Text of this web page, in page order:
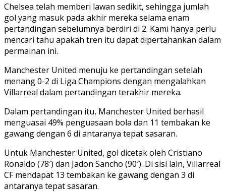
Chelsea telah memberi lawan sedikit, sehingga jumlah
gol yang masuk pada akhir mereka selama enam
pertandingan sebelumnya berdiri di 2. Kami hanya perlu
mencari tahu apakah tren itu dapat dipertahankan dalam
permainan ini.
Manchester United menuju ke pertandingan setelah
menang 0-2 di Liga Champions dengan mengalahkan
Villarreal dalam pertandingan terakhir mereka.
Dalam pertandingan itu, Manchester United berhasil
menguasai 49% penguasaan bola dan 11 tembakan ke
gawang dengan 6 di antaranya tepat sasaran.
Untuk Manchester United, gol dicetak oleh Cristiano
Ronaldo (78′) dan Jadon Sancho (90′). Di sisi lain, Villarreal
CF mendapat 13 tembakan ke gawang dengan 3 di
antaranya tepat sasaran.